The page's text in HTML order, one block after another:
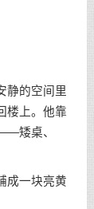
的空间里
楼上。他靠
矮桌、
一块亮黄